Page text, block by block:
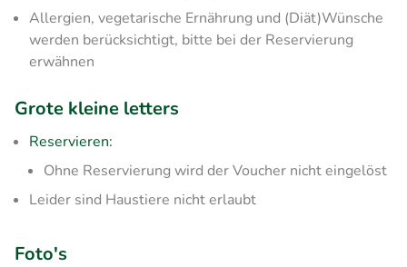
Allergien, vegetarische Ernährung und (Diät)Wünsche
werden berücksichtigt, bitte bei der Reservierung
erwähnen
Grote kleine letters
Reservieren:
Ohne Reservierung wird der Voucher nicht eingelöst
Leider sind Haustiere nicht erlaubt
Foto's